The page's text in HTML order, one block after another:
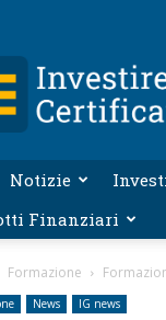
Notizie
Finanziari
Formazione
News IG news